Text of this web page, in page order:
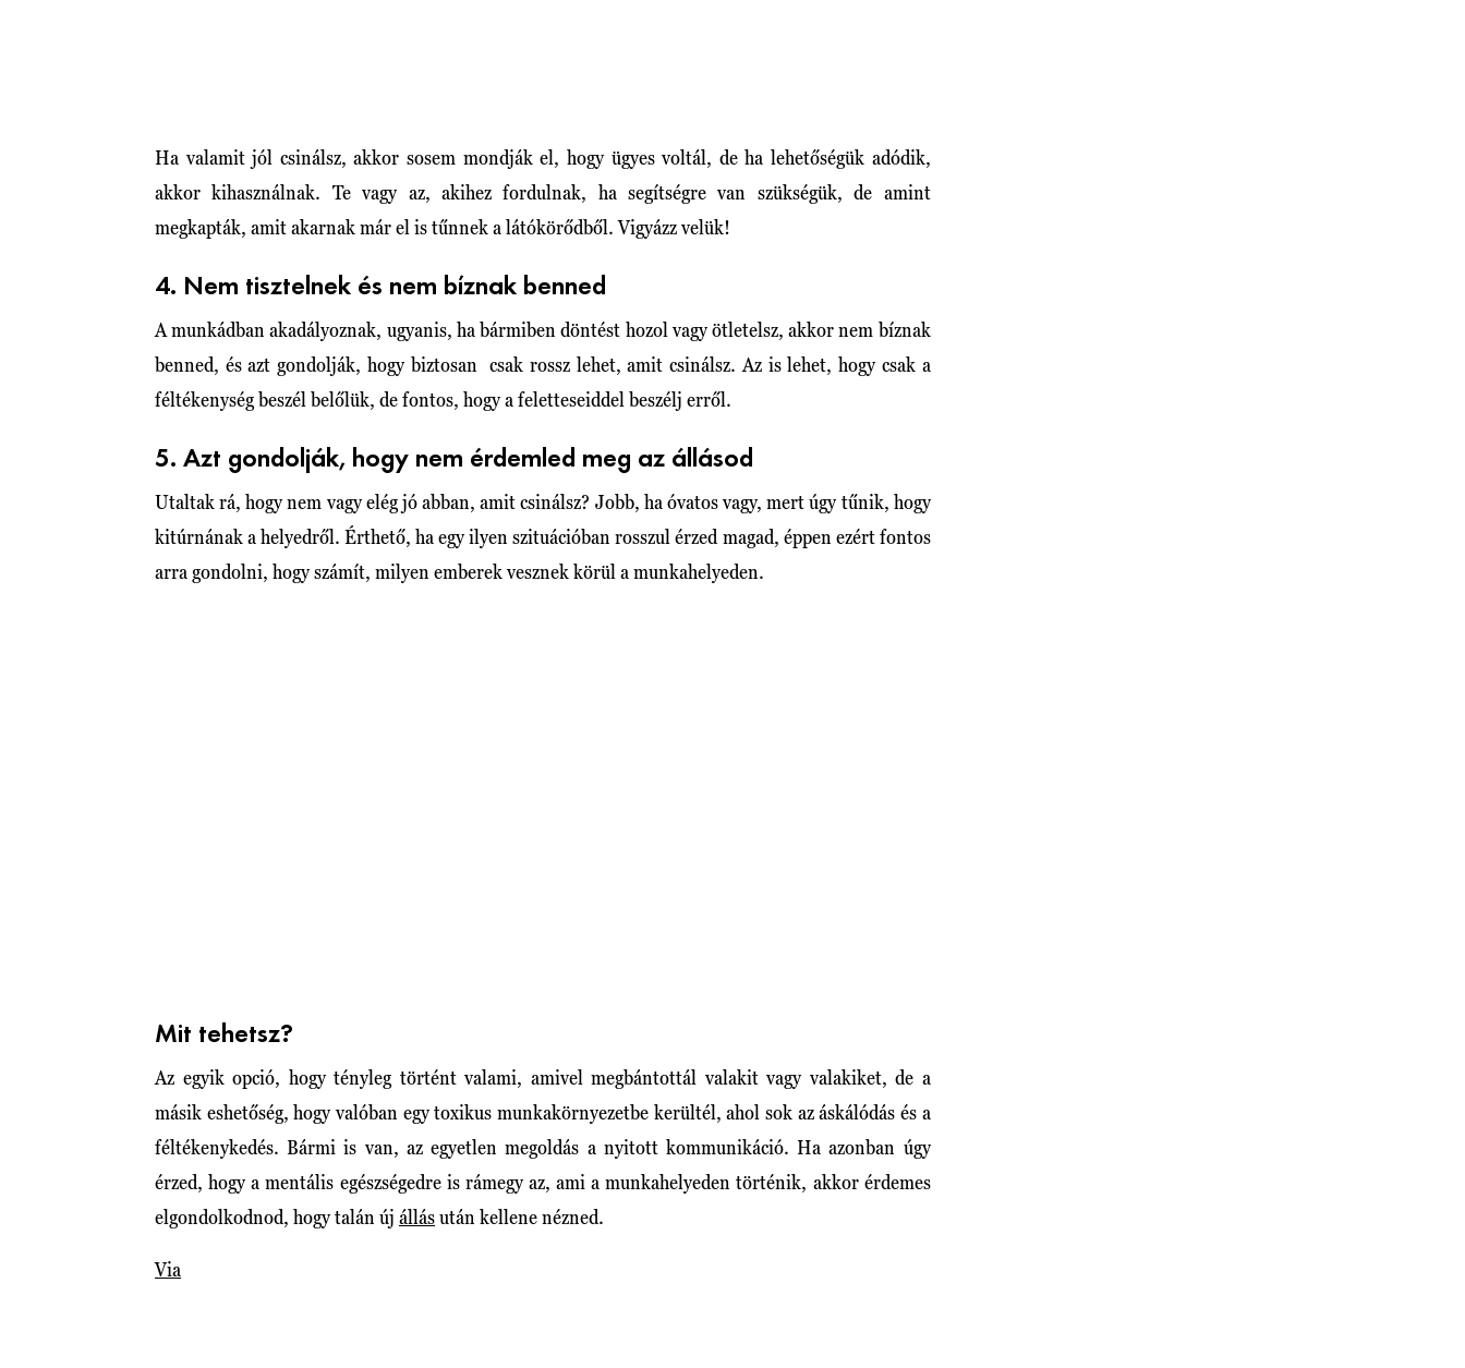
Ha valamit jól csinálsz, akkor sosem mondják el, hogy ügyes voltál, de ha lehetőségük adódik,
akkor kihasználnak. Te vagy az, akihez fordulnak, ha segítségre van szükségük, de amint
megkapták, amit akarnak már el is tűnnek a látókörődből. Vigyázz velük!
4. Nem tisztelnek és nem bíznak benned
A munkádban akadályoznak, ugyanis, ha bármiben döntést hozol vagy ötletelsz, akkor nem bíznak
benned, és azt gondolják, hogy biztosan csak rossz lehet, amit csinálsz. Az is lehet, hogy csak a
féltékenység beszél belőlük, de fontos, hogy a feletteseiddel beszélj erről.
5. Azt gondolják, hogy nem érdemled meg az állásod
Utaltak rá, hogy nem vagy elég jó abban, amit csinálsz? Jobb, ha óvatos vagy, mert úgy tűnik, hogy
kitúrnának a helyedről. Érthető, ha egy ilyen szituációban rosszul érzed magad, éppen ezért fontos
arra gondolni, hogy számít, milyen emberek vesznek körül a munkahelyeden.
Mit tehetsz?
Az egyik opció, hogy tényleg történt valami, amivel megbántottál valakit vagy valakiket, de a
másik eshetőség, hogy valóban egy toxikus munkakörnyezetbe kerültél, ahol sok az áskálódás és a
féltékenykedés. Bármi is van, az egyetlen megoldás a nyitott kommunikáció. Ha azonban úgy
érzed, hogy a mentális egészségedre is rámegy az, ami a munkahelyeden történik, akkor érdemes
elgondolkodnod, hogy talán új állásután kellene nézned.
Via